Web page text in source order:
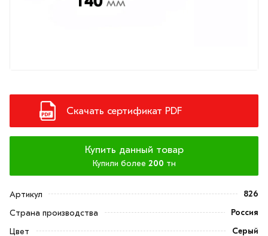
Скачать сертификат PDF
Купить данный товар
Купили более 200 тн
Артикул
826
Страна производства
Россия
Цвет
Серый